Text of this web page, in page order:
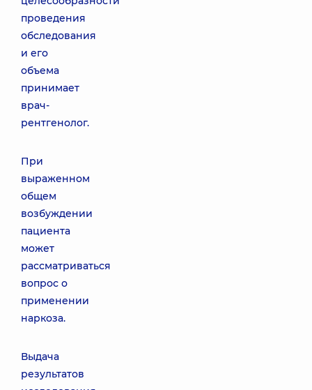
проведения
обследования
и его
объема
принимает
врач-
рентгенолог.
При
выраженном
общем
возбуждении
пациента
может
рассматриваться
вопрос о
применении
наркоза.
Выдача
результатов